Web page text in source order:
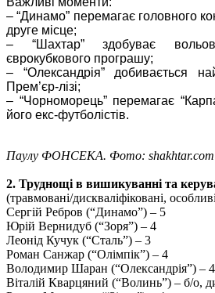
– “Динамо” перемагає головного
друге місце;
– “Шахтар” здобуває
єврокубкового програшу;
– “Олександрія” добивається
Прем’єр-лізі;
– “Чорноморець” перемагає
його екс-футболістів.
Паулу ФОНСЕКА. Фото: shakhtar.com
2. Труднощі в вишикуванні та
(травмовані/дискваліфіковані,
Сергій Ребров (“Динамо”) – 5
Юрій Вернидуб (“Зоря”) – 4
Леонід Кучук (“Сталь”) – 3
Роман Санжар (“Олімпік”) – 4
Володимир Шаран (“Олександрія”) – 4
Віталій Кварцяний (“Волинь”) – б/о,